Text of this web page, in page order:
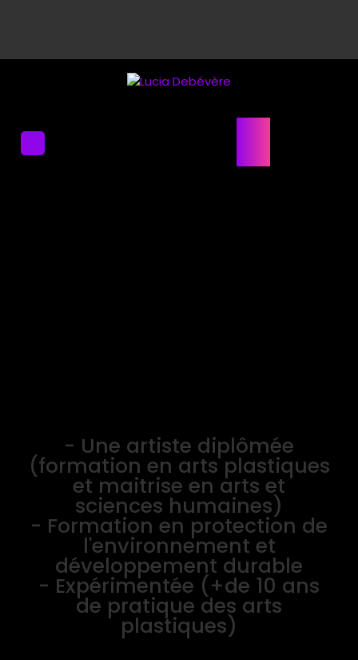
- Une artiste diplômée
(formation en arts plastiques
et maitrise en arts et
sciences humaines)
- Formation en protection de
l'environnement et
développement durable
- Expérimentée (+de 10 ans
de pratique des arts
plastiques)